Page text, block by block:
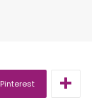
Pinterest